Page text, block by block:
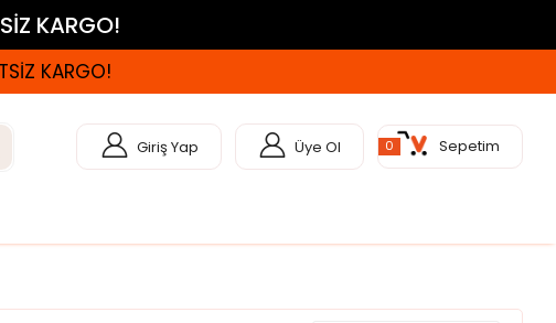
KARGO!
KARGO!
Giriş Yap Üye Ol 0 Sepetim